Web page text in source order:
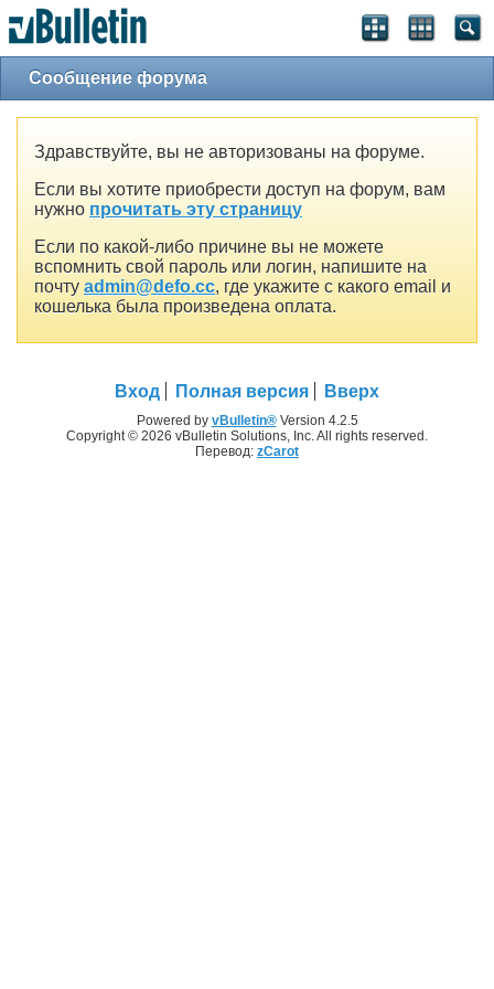
Сообщение форума
Здравствуйте, вы не авторизованы на форуме.
Если вы хотите приобрести доступ на форум, вам
нужно прочитать эту страницу
Если по какой-либо причине вы не можете
вспомнить свой пароль или логин, напишите на
почту admin@defo.cc, где укажите с какого email и
кошелька была произведена оплата.
Вход Полная версия Вверх
Powered by vBulletin®Version 4.2.5
Copyright © 2026 vBulletin Solutions, Inc. All rights reserved.
Перевод: zCarot